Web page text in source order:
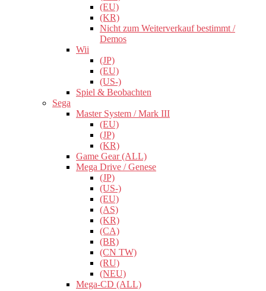
(EU)
(KR)
Nicht zum Weiterverkauf bestimmt /
Demos
Wii
(JP)
(EU)
(US-)
Spiel & Beobachten
Sega
Master System / Mark III
(EU)
(JP)
(KR)
Game Gear (ALL)
Mega Drive / Genese
(JP)
(US-)
(EU)
(AS)
(KR)
(CA)
(BR)
(CN TW)
(RU)
(NEU)
Mega-CD (ALL)